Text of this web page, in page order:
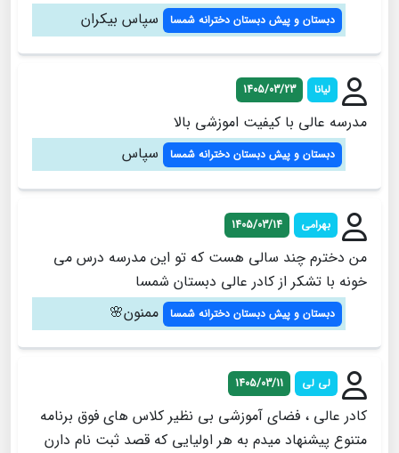
دبستان و پیش دبستان دخترانه شمسا سپاس بیکران
لیانا 1405/03/23
مدرسه عالی با کیفیت اموزشی بالا
دبستان و پیش دبستان دخترانه شمسا سپاس
بهرامی 1405/03/14
من دخترم چند سالی هست که تو این مدرسه درس می
خونه با تشکر از کادر عالی دبستان شمسا
دبستان و پیش دبستان دخترانه شمسا ممنون🌸
لی لی 1405/03/11
کادر عالی ، فضای آموزشی بی نظیر کلاس های فوق برنامه
متنوع پیشنهاد میدم به هر اولیایی که قصد ثبت نام دارن